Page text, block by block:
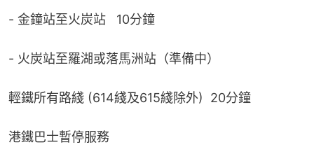
- 金鐘站至火炭站   10分鐘
- 火炭站至羅湖或落馬洲站（準備中）
輕鐵所有路綫 (614綫及615綫除外)  20分鐘
港鐵巴士暫停服務